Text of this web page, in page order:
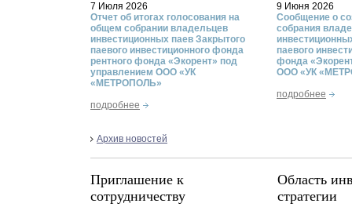
7 Июля 2026
Отчет об итогах голосования на
общем собрании владельцев
инвестиционных паев Закрытого
паевого инвестиционного фонда
рентного фонда «Экорент» под
управлением ООО «УК
«МЕТРОПОЛЬ»
подробнее
9 Июня 2026
Сообщение о
собрания
паевого
фонда
ООО «УК
подробнее
Архив новостей
Приглашение к
сотрудничеству
Область
стратегии